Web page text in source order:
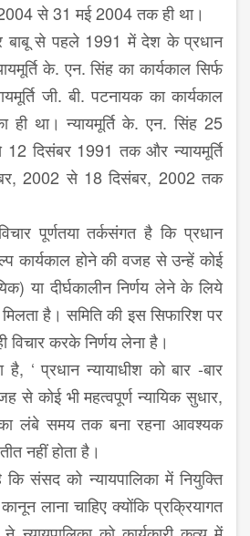
से 31 मई 2004 तक ही था।
बाबू से पहले 1991 में देश के प्रधान
के. एन. सिंह का कार्यकाल सिर्फ
जी. बी. पटनायक का कार्यकाल
ही था। न्यायमूर्ति के. एन. सिंह 25
दिसंबर 1991 तक और न्यायमूर्ति
2002 से 18 दिसंबर, 2002 तक
पूर्णतया तर्कसंगत है कि प्रधान
कार्यकाल होने की वजह से उन्हें कोई
या दीर्घकालीन निर्णय लेने के लिये
मिलता है। समिति की इस सिफारिश पर
विचार करके निर्णय लेना है।
है, ‘ प्रधान न्यायाधीश को बार -बार
से कोई भी महत्वपूर्ण न्यायिक सुधार,
लंबे समय तक बना रहना आवश्यक
नहीं होता है।
संसद को न्यायपालिका में नियुक्ति
लाना चाहिए क्योंकि प्रक्रियागत